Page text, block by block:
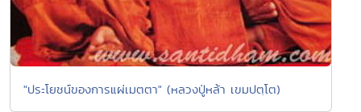
"ประโยชน์ของการแผ่เมตตา" (หลวงปู่หล้า เขมปตฺโต)